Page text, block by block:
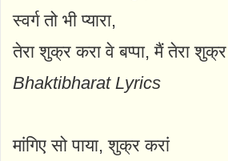
स्वर्ग तो भी प्यारा,
तेरा शुक्र करा वे बप्पा, मैं तेरा
Bhaktibharat Lyrics
मांगिए सो पाया, शुक्र करां